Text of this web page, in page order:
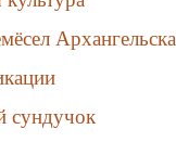
Архангельска
сундучок